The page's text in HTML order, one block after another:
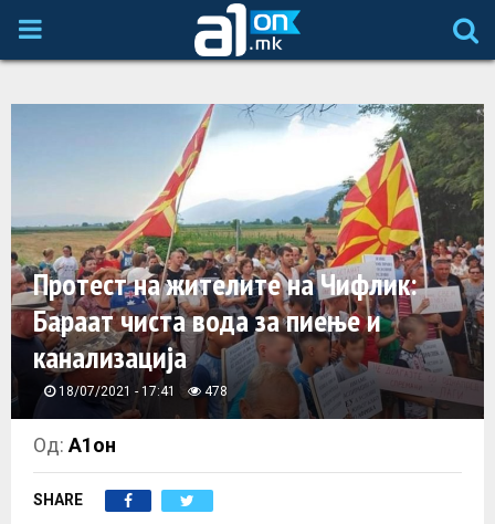
P
A
R
M
E
Протест на жителите на Чифлик:
Бараат чиста вода за пиење и
канализација
18/07/2021 - 17:41 478
Од:А1он
SHARE